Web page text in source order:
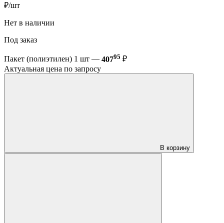
₽/шт
Нет в наличии
Под заказ
Пакет (полиэтилен) 1 шт — 40795 ₽
Актуальная цена по запросу
В корзину